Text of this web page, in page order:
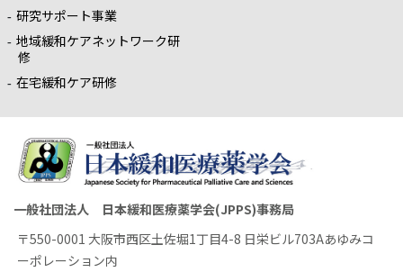
研究サポート事業
地域緩和ケアネットワーク研
修
在宅緩和ケア研修
一般社団法人 日本緩和医療薬学会(JPPS)事務局
〒550-0001 大阪市西区土佐堀1丁目4-8 日栄ビル703Aあゆみコ
ーポレーション内